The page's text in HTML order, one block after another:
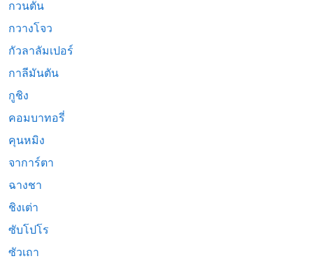
กวนตัน
กวางโจว
กัวลาลัมเปอร์
กาลีมันตัน
กูชิง
คอมบาทอรี่
คุนหมิง
จาการ์ตา
ฉางชา
ชิงเต่า
ซับโปโร
ซัวเถา